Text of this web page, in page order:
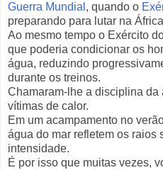
Guerra Mundial , quando o
preparando para lutar na
Ao mesmo tempo o Exército
que poderia condicionar os
água, reduzindo
durante os treinos.
Chamaram-lhe a disciplina da
vítimas de calor.
Em um acampamento no
água do mar refletem os raios
intensidade.
É por isso que muitas vezes,